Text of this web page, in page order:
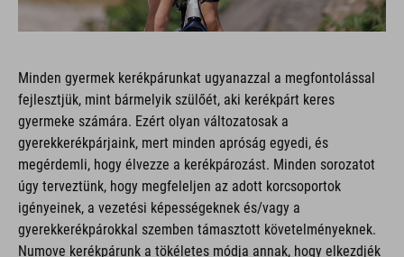
fejlesztjük, mint bármelyik szülőét, aki kerékpárt keres
gyermeke számára. Ezért olyan változatosak a
gyerekkerékpárjaink, mert minden apróság egyedi, és
megérdemli, hogy élvezze a kerékpározást. Minden sorozatot
úgy terveztünk, hogy megfeleljen az adott korcsoportok
igényeinek, a vezetési képességeknek és/vagy a
gyerekkerékpárokkal szemben támasztott követelményeknek.
Numove kerékpárunk a tökéletes módja annak, hogy elkezdjék